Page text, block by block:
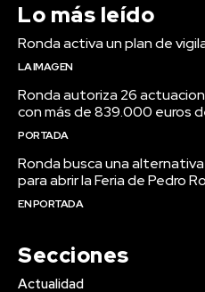
Lo más leído
Ronda activa un plan de
LA IMAGEN
Ronda autoriza 26
con más de 839.000 euros
PORTADA
Ronda busca una
para abrir la Feria de Pedro
EN PORTADA
Secciones
Actualidad